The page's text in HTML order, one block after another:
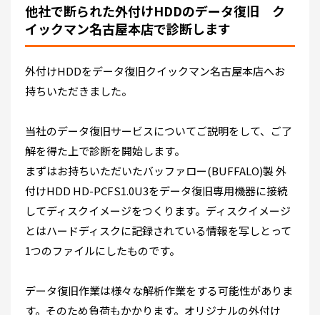
他社で断られた外付けHDDのデータ復旧 ク
イックマン名古屋本店で診断します
外付けHDDをデータ復旧クイックマン名古屋本店へお
持ちいただきました。
当社のデータ復旧サービスについてご説明をして、ご了
解を得た上で診断を開始します。
まずはお持ちいただいたバッファロー(BUFFALO)製 外
付けHDD HD-PCFS1.0U3をデータ復旧専用機器に接続
してディスクイメージをつくります。ディスクイメージ
とはハードディスクに記録されている情報を写しとって
1つのファイルにしたものです。
データ復旧作業は様々な解析作業をする可能性がありま
す。そのため負荷もかかります。オリジナルの外付け